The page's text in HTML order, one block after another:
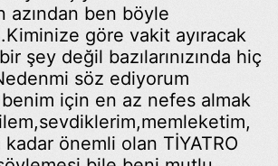
azından ben böyle
göre vakit ayıracak
şey değil bazılarınızında hiç
söz ediyorum
benim için en az nefes almak
önemli olan TİYATRO